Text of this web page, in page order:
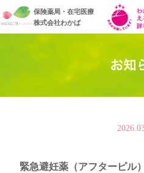
保険薬局・在宅医療
株式会社わかば
緊急避妊薬（アフターピル